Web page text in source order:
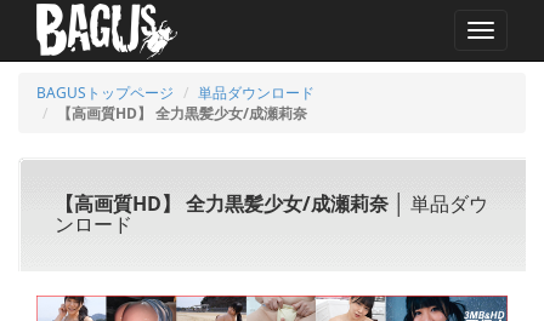
MENU
BAGUSトップページ
単品ダウンロード
【高画質HD】 全力黒髪少女/成瀬莉奈
【高画質HD】 全力黒髪少女/成瀬莉奈 │ 単品ダウ
ンロード